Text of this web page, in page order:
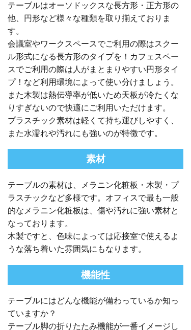
テーブルはオーソドックスな長方形・正方形の
他、円形など様々な種類を取り揃えておりま
す。
会議室やワークスペースでご利用の際はスクー
ル形式になる長方形のタイプを！カフェスペー
スでご利用の際は人がまとまりやすい円形タイ
プ！など利用環境によって使い分けましょう。
また木製は熱伝導率が低いため天板が冷たくな
りすぎないので快適にご利用いただけます。
プラスチック素材は軽くて持ち運びしやすく、
また水濡れや汚れにも強いのが特徴です。
素材
テーブルの素材は、メラニン化粧板・木製・プ
ラスチックなど多様です。オフィスで最も一般
的なメラニン化粧板は、傷や汚れに強い素材と
なっております。
木製ですと、色味によっては応接室で使えるよ
うな落ち着いた雰囲気にもなります。
機能性
テーブルにはどんな機能が備わっているか知っ
ていますか？
テーブル脚の折りたたみ機能が一番イメージし